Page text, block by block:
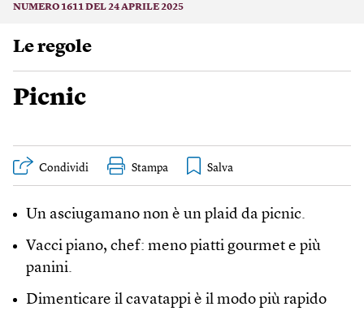
NUMERO 1611 DEL 24 APRILE 2025
Le regole
Picnic
Condividi Stampa
Un asciugamano non è un plaid da picnic.
Vacci piano, chef: meno piatti gourmet e più
panini.
Dimenticare il cavatappi è il modo più rapido